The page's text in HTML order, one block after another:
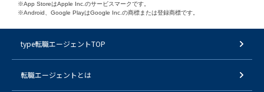
※App StoreはApple Inc.のサービスマークです。
※Android、Google PlayはGoogle Inc.の商標または登録商標です。
type転職エージェントTOP
転職エージェントとは